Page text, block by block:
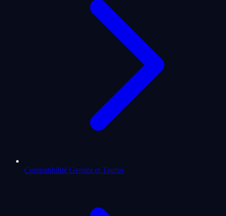
Compatibilité Gemini et Taurus